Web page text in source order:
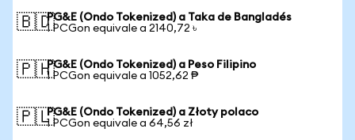
🇧🇩PG&E (Ondo Tokenized) a Taka de Bangladés
1 PCGon equivale a 2140,72 ৳
🇵🇭PG&E (Ondo Tokenized) a Peso Filipino
1 PCGon equivale a 1052,62 ₱
🇵🇱PG&E (Ondo Tokenized) a Złoty polaco
1 PCGon equivale a 64,56 zł